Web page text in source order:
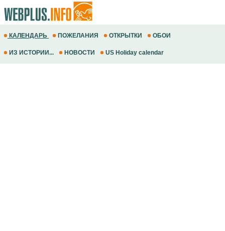
КАЛЕНДАРЬ ПОЖЕЛАНИЯ ОТКРЫТКИ ОБОИ
ИЗ ИСТОРИИ... НОВОСТИ US Holiday calendar